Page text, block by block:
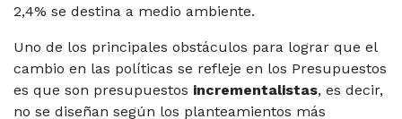
2,4% se destina a medio ambiente.
Uno de los principales obstáculos para lograr que el
cambio en las políticas se refleje en los Presupuestos
es que son presupuestos incrementalistas, es decir,
no se diseñan según los planteamientos más